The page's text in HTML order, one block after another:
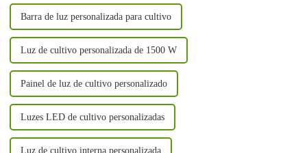
Barra de luz personalizada para cultivo
Luz de cultivo personalizada de 1500 W
Painel de luz de cultivo personalizado
Luzes LED de cultivo personalizadas
Luz de cultivo interna personalizada